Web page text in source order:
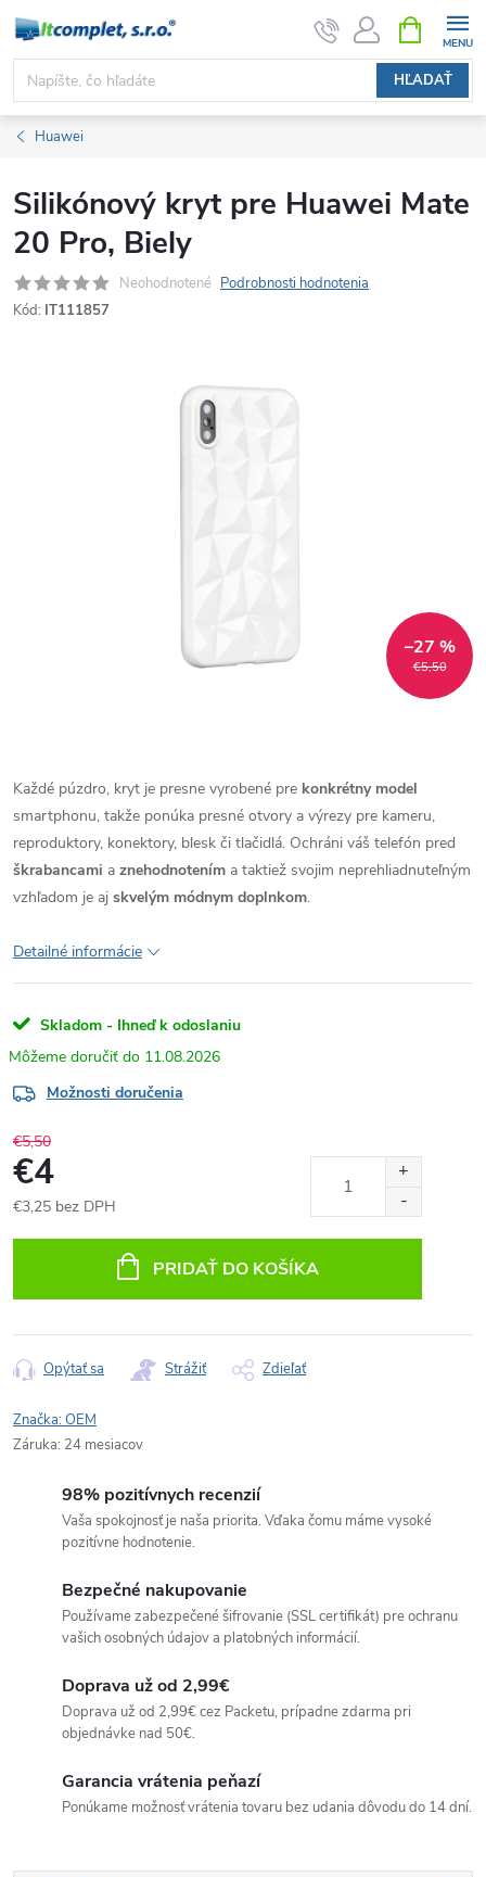
Prejsť
obsah
HĽADAŤ
KOŠÍK
Huawei
Silikónový kryt pre Huawei Mate
20 Pro, Biely
Neohodnotené Podrobnosti hodnotenia
Kód: IT111857
€5,50
–27 %
Každé púzdro, kryt je presne vyrobené pre konkrétny model
smartphonu, takže ponúka presné otvory a výrezy pre kameru,
reproduktory, konektory, blesk či tlačidlá. Ochráni váš telefón pred
škrabancami a znehodnotením a taktiež svojim neprehliadnuteľným
vzhľadom je aj skvelým módnym doplnkom.
Detailné informácie
Skladom - Ihneď k odoslaniu
11.08.2026
Možnosti doručenia
€5,50
€4
€3,25 bez DPH
PRIDAŤ DO KOŠÍKA
Opýtať sa Strážiť Zdieľať
Značka:OEM
Záruka: 24 mesiacov
98% pozitívnych recenzií
Vaša spokojnosť je naša priorita. Vďaka čomu máme vysoké
pozitívne hodnotenie.
Bezpečné nakupovanie
Používame zabezpečené šifrovanie (SSL certifikát) pre ochranu
vašich osobných údajov a platobných informácií.
Doprava už od 2,99€
Doprava už od 2,99€ cez Packetu, prípadne zdarma pri
objednávke nad 50€.
Garancia vrátenia peňazí
Ponúkame možnosť vrátenia tovaru bez udania dôvodu do 14 dní.